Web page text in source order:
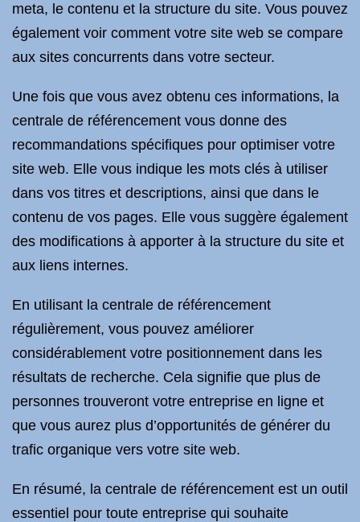
meta, le contenu et la structure du site. Vous pouvez
également voir comment votre site web se compare
aux sites concurrents dans votre secteur.
Une fois que vous avez obtenu ces informations, la
centrale de référencement vous donne des
recommandations spécifiques pour optimiser votre
site web. Elle vous indique les mots clés à utiliser
dans vos titres et descriptions, ainsi que dans le
contenu de vos pages. Elle vous suggère également
des modifications à apporter à la structure du site et
aux liens internes.
En utilisant la centrale de référencement
régulièrement, vous pouvez améliorer
considérablement votre positionnement dans les
résultats de recherche. Cela signifie que plus de
personnes trouveront votre entreprise en ligne et
que vous aurez plus d’opportunités de générer du
trafic organique vers votre site web.
En résumé, la centrale de référencement est un outil
essentiel pour toute entreprise qui souhaite